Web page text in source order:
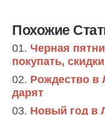
Похожие
Черная
покупать, скидки
Рождество в
дарят
Новый год в